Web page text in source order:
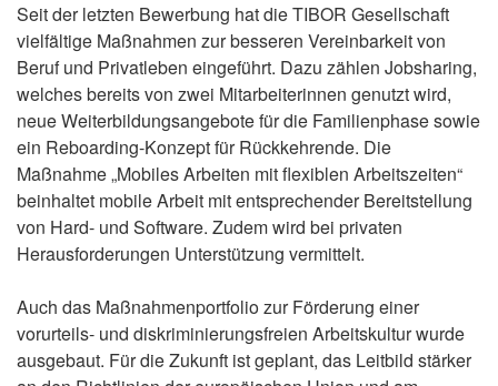
Seit der letzten Bewerbung hat die TIBOR Gesellschaft
vielfältige Maßnahmen zur besseren Vereinbarkeit von
Beruf und Privatleben eingeführt. Dazu zählen Jobsharing,
welches bereits von zwei Mitarbeiterinnen genutzt wird,
neue Weiterbildungsangebote für die Familienphase sowie
ein Reboarding-Konzept für Rückkehrende. Die
Maßnahme „Mobiles Arbeiten mit flexiblen Arbeitszeiten“
beinhaltet mobile Arbeit mit entsprechender Bereitstellung
von Hard- und Software. Zudem wird bei privaten
Herausforderungen Unterstützung vermittelt.
Auch das Maßnahmenportfolio zur Förderung einer
vorurteils- und diskriminierungsfreien Arbeitskultur wurde
ausgebaut. Für die Zukunft ist geplant, das Leitbild stärker